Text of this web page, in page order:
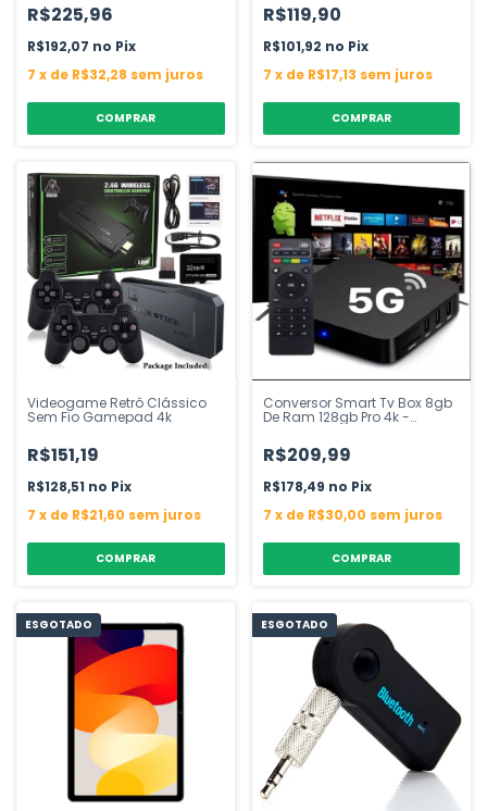
R$225,96
R$192,07
Pix
7 x de R$32,28 sem juros
R$119,90
R$101,92
Pix
7 x de R$17,13 sem juros
COMPRAR
Videogame Retrô Clássico
Sem Fio Gamepad 4k
R$151,19
R$128,51
Pix
7 x de R$21,60 sem juros
Conversor Smart Tv Box 8gb
De Ram 128gb Pro 4k -
R$209,99
R$178,49
Pix
7 x de R$30,00 sem juros
ESGOTADO ESGOTADO